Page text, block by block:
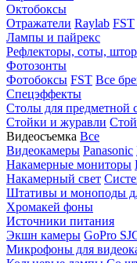
Октобоксы
Отражатели Raylab FST
Лампы и пайрекс
Рефлекторы, соты,
Фотозонты
Фотобоксы FST Все
Спецэффекты
Столы для предметной
Стойки и журавли
Видеосъемка Все
Видеокамеры Panasonic
Накамерные мониторы
Накамерный свет
Штативы и моноподы
Хромакей фоны
Источники питания
Экшн камеры GoPro
Микрофоны для